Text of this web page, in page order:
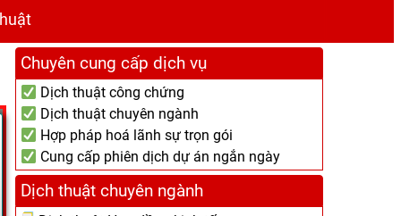
Chuyên cung cấp dịch vụ
Dịch thuật công chứng
Dịch thuật chuyên ngành
Hợp pháp hoá lãnh sự trọn gói
Cung cấp phiên dịch dự án ngắn ngày
Dịch thuật chuyên ngành